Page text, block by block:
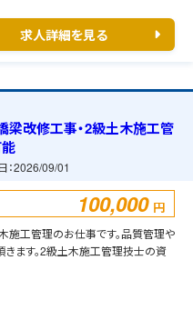
求人詳細を見る
梁改修工事・2級土木施工管
2026/09/01
100,000 円
工管理のお仕事です。品質管理や
ます。2級土木施工管理技士の資